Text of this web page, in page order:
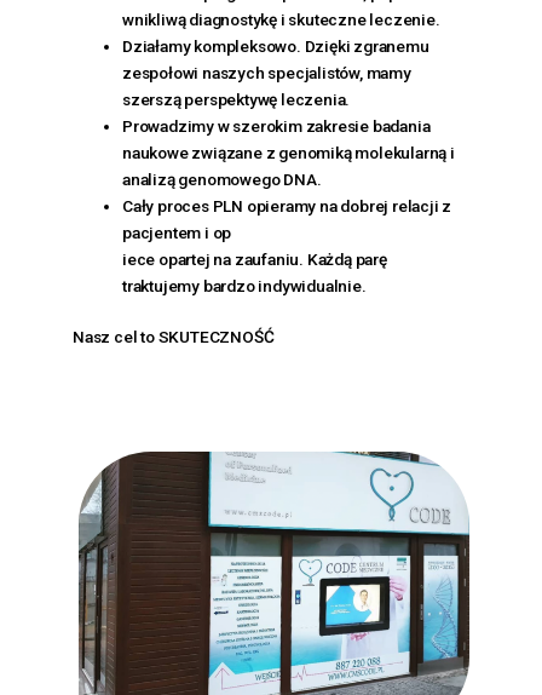
wnikliwą diagnostykę i skuteczne leczenie.
Działamy kompleksowo. Dzięki zgranemu
zespołowi naszych specjalistów, mamy
szerszą perspektywę leczenia.
Prowadzimy w szerokim zakresie badania
naukowe związane z genomiką molekularną i
analizą genomowego DNA.
Cały proces PLN opieramy na dobrej relacji z
pacjentem i op
iece opartej na zaufaniu. Każdą parę
traktujemy bardzo indywidualnie.
Nasz cel to SKUTECZNOŚĆ